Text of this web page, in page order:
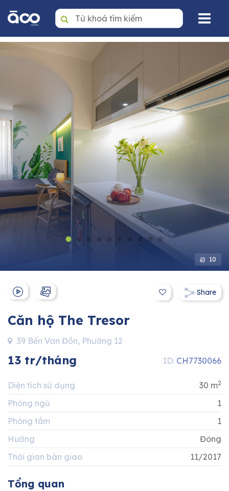
Dự án
Văn phòng
Tin tức
Giới thiệu
Dịch vụ quản lý BĐS
Liên hệ
0911 832 832
10
Share
Căn hộ The Tresor
39 Bến Vân Đồn, Phường 12
13 tr/tháng ID: CH7730066
Diện tích sử dụng 30 m2
Phòng ngủ
1
Phòng tắm
1
Hướng
Đông
Thời gian bàn giao
11/2017
Tổng quan